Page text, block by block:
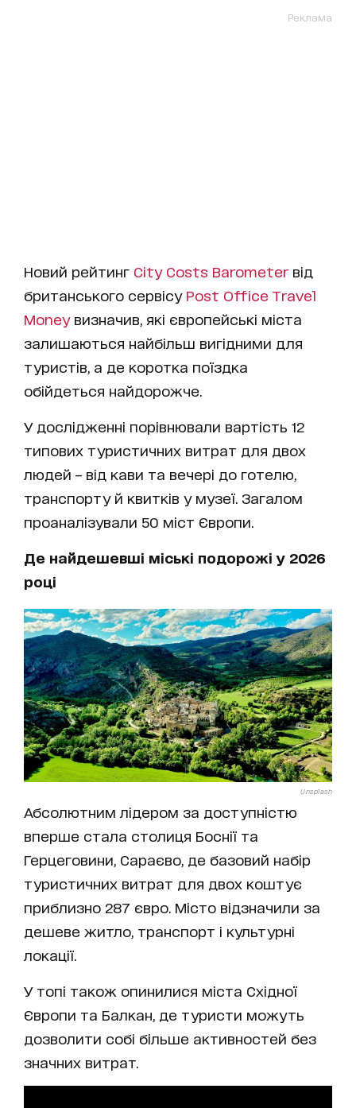
Реклама
Новий рейтинг City Costs Barometerвід
британського сервісу Post Office Travel
Moneyвизначив, які європейські міста
залишаються найбільш вигідними для
туристів, а де коротка поїздка
обійдеться найдорожче.
У дослідженні порівнювали вартість 12
типових туристичних витрат для двох
людей – від кави та вечері до готелю,
транспорту й квитків у музеї. Загалом
проаналізували 50 міст Європи.
Де найдешевші міські подорожі у 2026
році
Unsplash
Абсолютним лідером за доступністю
вперше стала столиця Боснії та
Герцеговини, Сараєво, де базовий набір
туристичних витрат для двох коштує
приблизно 287 євро. Місто відзначили за
дешеве житло, транспорт і культурні
локації.
У топі також опинилися міста Східної
Європи та Балкан, де туристи можуть
дозволити собі більше активностей без
значних витрат.